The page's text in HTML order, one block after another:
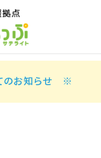
のお知らせ ※